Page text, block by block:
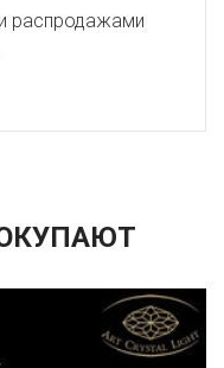
распродажами